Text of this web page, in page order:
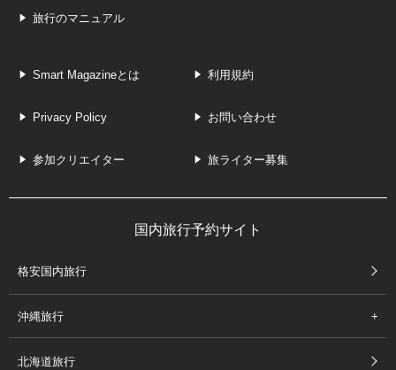
旅行のマニュアル
Smart Magazineとは 利用規約
Privacy Policy お問い合わせ
参加クリエイター 旅ライター募集
国内旅行予約サイト
格安国内旅行
沖縄旅行
北海道旅行